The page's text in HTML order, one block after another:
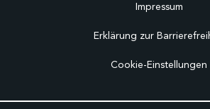
Impressum
Erklärung zur
Cookie-Einstellungen